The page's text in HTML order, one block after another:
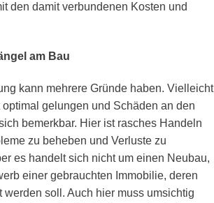
den damit verbundenen Kosten und
am Bau
kann mehrere Gründe haben. Vielleicht
gelungen und Schäden an den
bemerkbar. Hier ist rasches Handeln
zu beheben und Verluste zu
es handelt sich nicht um einen Neubau,
einer gebrauchten Immobilie, deren
werden soll. Auch hier muss umsichtig